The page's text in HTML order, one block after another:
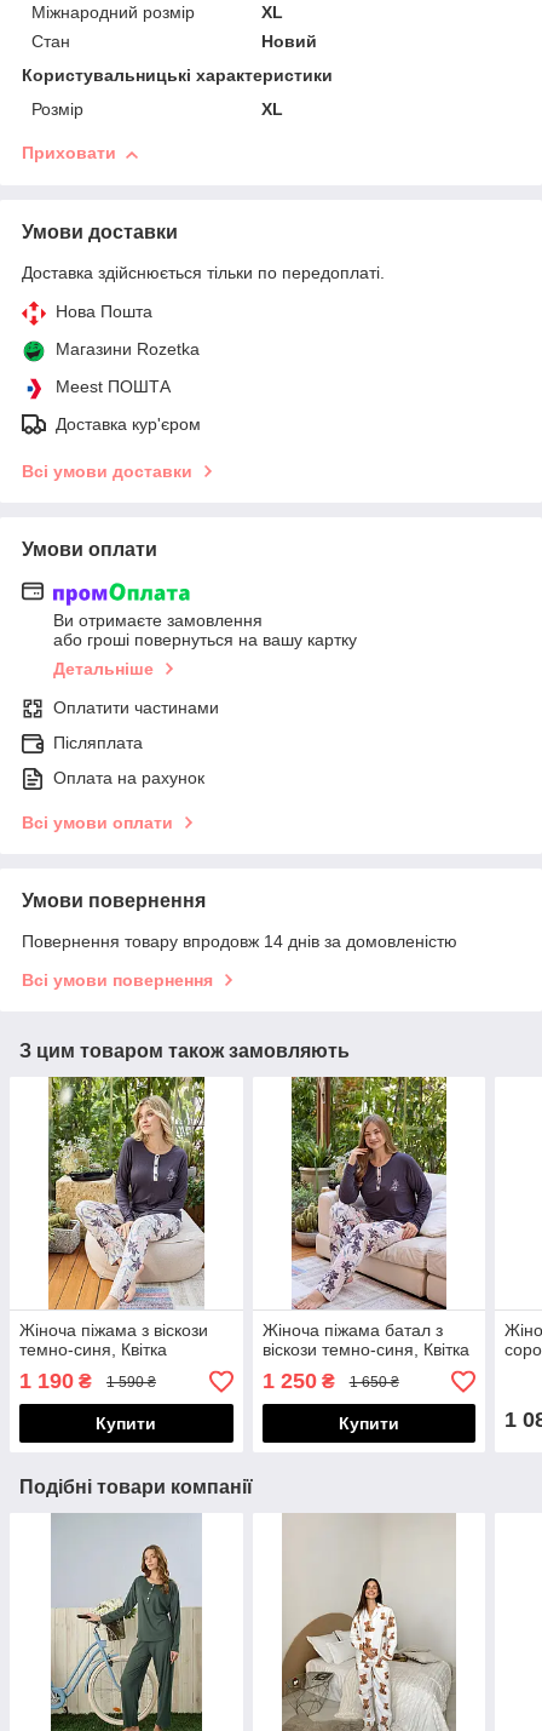
Міжнародний розмір
XL
Стан
Новий
Користувальницькі характеристики
Розмір
XL
Приховати
Умови доставки
Доставка здійснюється тільки по передоплаті.
Нова Пошта
Магазини Rozetka
Meest ПОШТА
Доставка кур'єром
Всі умови доставки
Умови оплати
Ви отримаєте замовлення
або гроші повернуться на вашу картку
Детальніше
Оплатити частинами
Післяплата
Оплата на рахунок
Всі умови оплати
Умови повернення
Повернення товару впродовж 14 днів за домовленістю
Всі умови повернення
З цим товаром також замовляють
Жіноча піжама з віскози
темно-синя, Квітка
1 190 ₴ 1 590 ₴
Купити
Жіноча піжама батал з
віскози темно-синя, Квітка
1 250₴ 1 650 ₴
Купити 1
Подібні товари компанії